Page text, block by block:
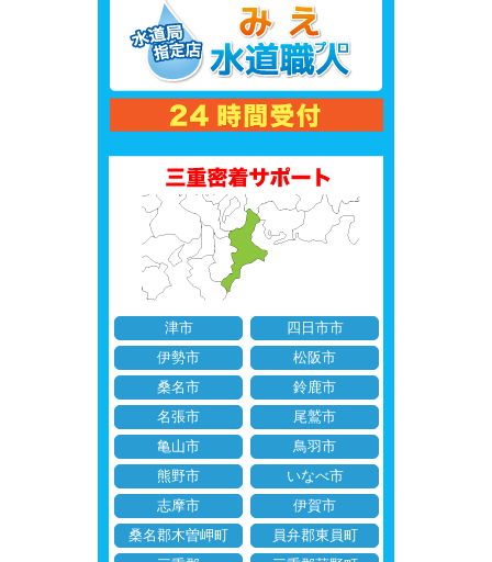
津市
四日市市
伊勢市
松阪市
桑名市
鈴鹿市
名張市
尾鷲市
亀山市
鳥羽市
熊野市
いなべ市
志摩市
伊賀市
桑名郡木曽岬町
員弁郡東員町